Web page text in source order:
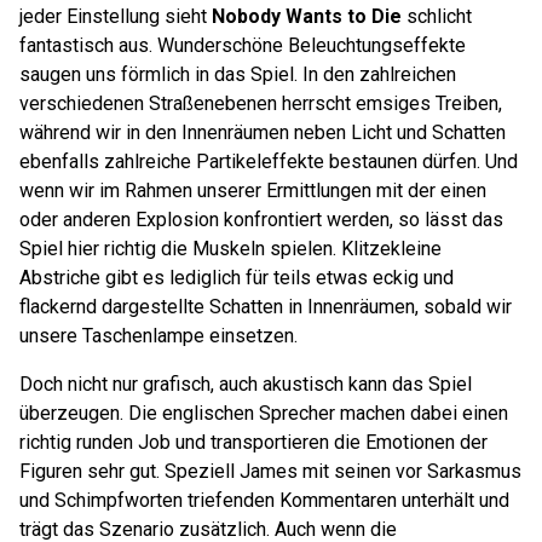
jeder Einstellung sieht Nobody Wants to Die schlicht
fantastisch aus. Wunderschöne Beleuchtungseffekte
saugen uns förmlich in das Spiel. In den zahlreichen
verschiedenen Straßenebenen herrscht emsiges Treiben,
während wir in den Innenräumen neben Licht und Schatten
ebenfalls zahlreiche Partikeleffekte bestaunen dürfen. Und
wenn wir im Rahmen unserer Ermittlungen mit der einen
oder anderen Explosion konfrontiert werden, so lässt das
Spiel hier richtig die Muskeln spielen. Klitzekleine
Abstriche gibt es lediglich für teils etwas eckig und
flackernd dargestellte Schatten in Innenräumen, sobald wir
unsere Taschenlampe einsetzen.
Doch nicht nur grafisch, auch akustisch kann das Spiel
überzeugen. Die englischen Sprecher machen dabei einen
richtig runden Job und transportieren die Emotionen der
Figuren sehr gut. Speziell James mit seinen vor Sarkasmus
und Schimpfworten triefenden Kommentaren unterhält und
trägt das Szenario zusätzlich. Auch wenn die